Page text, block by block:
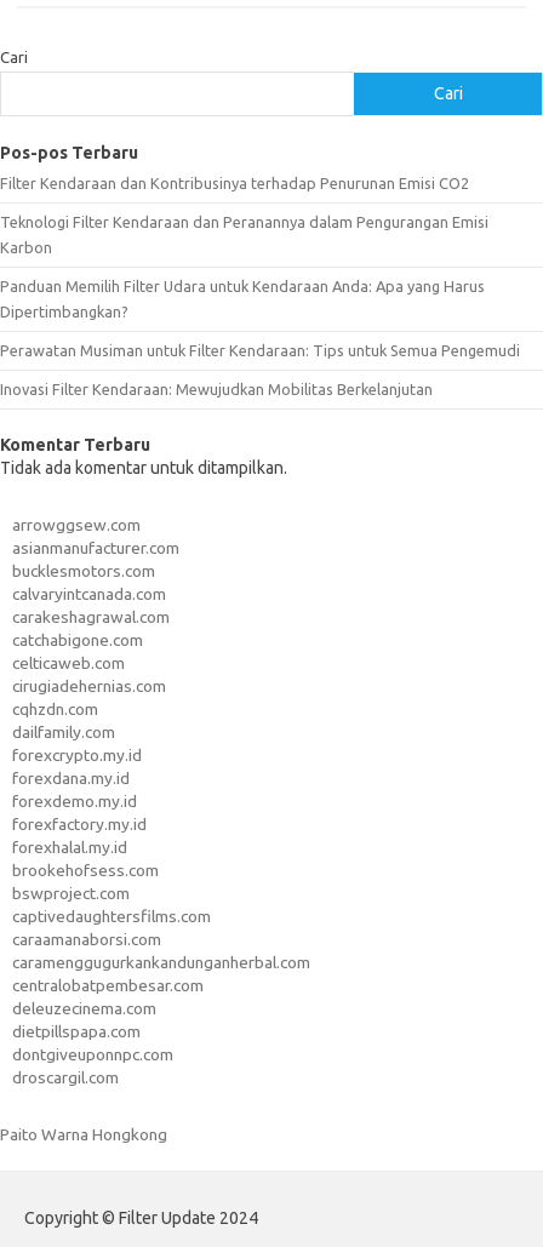
Cari
Cari
Pos-pos Terbaru
Filter Kendaraan dan Kontribusinya terhadap Penurunan Emisi CO2
Teknologi Filter Kendaraan dan Peranannya dalam Pengurangan Emisi
Karbon
Panduan Memilih Filter Udara untuk Kendaraan Anda: Apa yang Harus
Dipertimbangkan?
Perawatan Musiman untuk Filter Kendaraan: Tips untuk Semua Pengemudi
Inovasi Filter Kendaraan: Mewujudkan Mobilitas Berkelanjutan
Komentar Terbaru
Tidak ada komentar untuk ditampilkan.
arrowggsew.com
asianmanufacturer.com
bucklesmotors.com
calvaryintcanada.com
carakeshagrawal.com
catchabigone.com
celticaweb.com
cirugiadehernias.com
cqhzdn.com
dailfamily.com
forexcrypto.my.id
forexdana.my.id
forexdemo.my.id
forexfactory.my.id
forexhalal.my.id
brookehofsess.com
bswproject.com
captivedaughtersfilms.com
caraamanaborsi.com
caramenggugurkankandunganherbal.com
centralobatpembesar.com
deleuzecinema.com
dietpillspapa.com
dontgiveuponnpc.com
droscargil.com
Paito Warna Hongkong
Copyright © Filter Update 2024